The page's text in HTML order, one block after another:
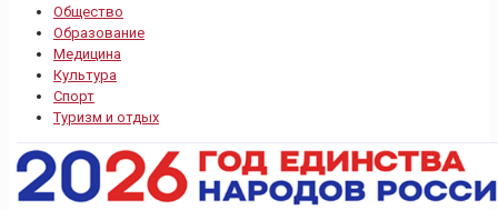
Общество
Образование
Медицина
Культура
Спорт
Туризм и отдых